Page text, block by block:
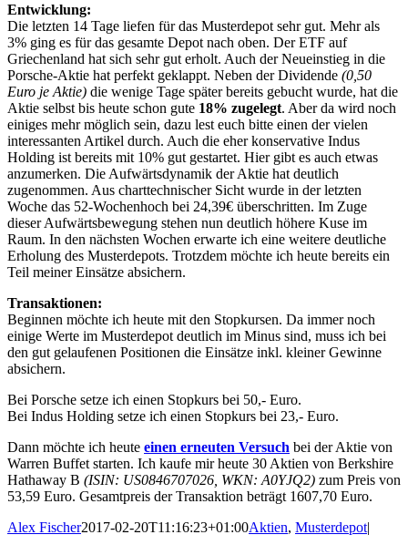
Entwicklung:
Die letzten 14 Tage liefen für das Musterdepot sehr gut. Mehr als
3% ging es für das gesamte Depot nach oben. Der ETF auf
Griechenland hat sich sehr gut erholt. Auch der Neueinstieg in die
Porsche-Aktie hat perfekt geklappt. Neben der Dividende (0,50
Euro je Aktie) die wenige Tage später bereits gebucht wurde, hat die
Aktie selbst bis heute schon gute 18% zugelegt. Aber da wird noch
einiges mehr möglich sein, dazu lest euch bitte einen der vielen
interessanten Artikel durch. Auch die eher konservative Indus
Holding ist bereits mit 10% gut gestartet. Hier gibt es auch etwas
anzumerken. Die Aufwärtsdynamik der Aktie hat deutlich
zugenommen. Aus charttechnischer Sicht wurde in der letzten
Woche das 52-Wochenhoch bei 24,39€ überschritten. Im Zuge
dieser Aufwärtsbewegung stehen nun deutlich höhere Kuse im
Raum. In den nächsten Wochen erwarte ich eine weitere deutliche
Erholung des Musterdepots. Trotzdem möchte ich heute bereits ein
Teil meiner Einsätze absichern.
Transaktionen:
Beginnen möchte ich heute mit den Stopkursen. Da immer noch
einige Werte im Musterdepot deutlich im Minus sind, muss ich bei
den gut gelaufenen Positionen die Einsätze inkl. kleiner Gewinne
absichern.
Bei Porsche setze ich einen Stopkurs bei 50,- Euro.
Bei Indus Holding setze ich einen Stopkurs bei 23,- Euro.
Dann möchte ich heute einen erneuten Versuch bei der Aktie von
Warren Buffet starten. Ich kaufe mir heute 30 Aktien von Berkshire
Hathaway B (ISIN: US0846707026, WKN: A0YJQ2) zum Preis von
53,59 Euro. Gesamtpreis der Transaktion beträgt 1607,70 Euro.
Alex Fischer2017-02-20T11:16:23+01:00Aktien, Musterdepot|